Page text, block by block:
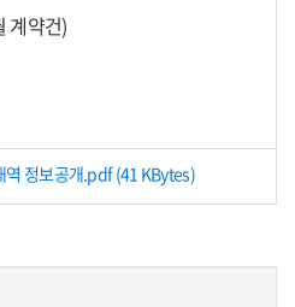
계약건)
역 정보공개.pdf (41 KBytes)